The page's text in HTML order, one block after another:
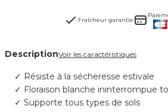
Fraîcheur garantie
DescriptionVoir les caractéristiques
Résiste à la sécheresse estivale
Floraison blanche ininterrompue
Supporte tous types de sols